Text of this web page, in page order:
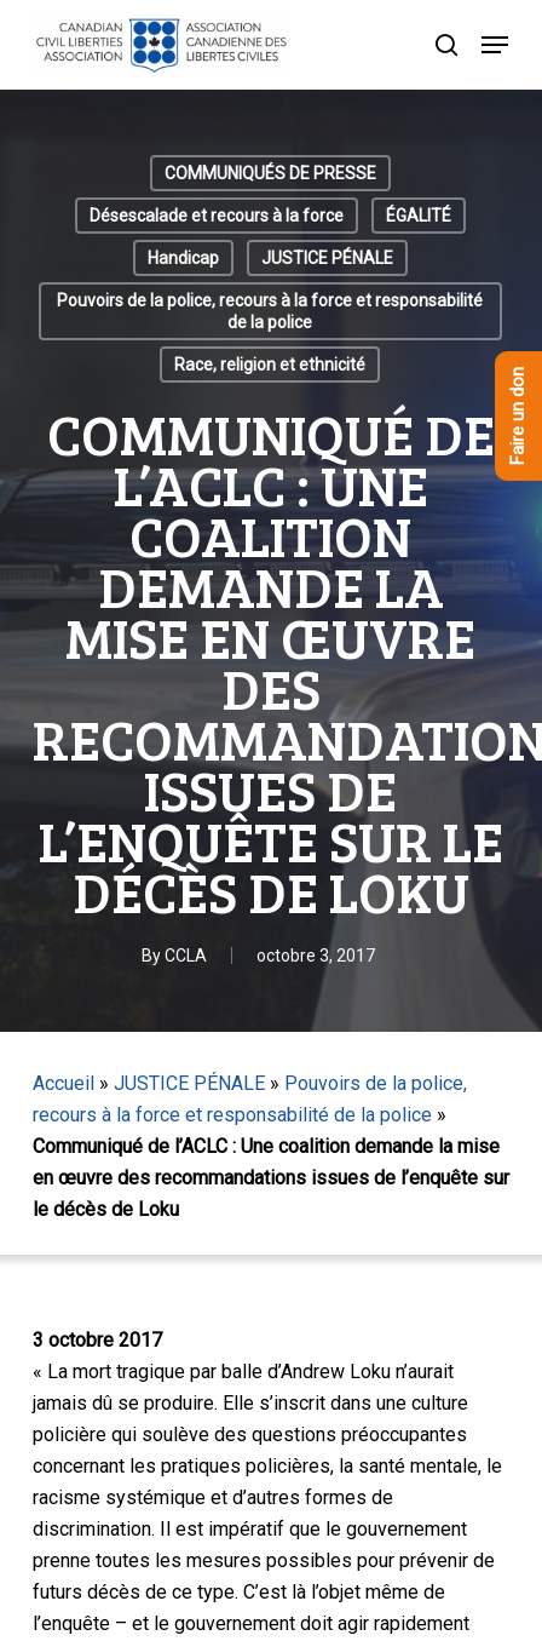
recherche
Menu
COMMUNIQUÉS DE PRESSE
Désescalade et recours à la force ÉGALITÉ
Handicap JUSTICE PÉNALE
Pouvoirs de la police, recours à la force et responsabilité
de la police
Race, religion et ethnicité
COMMUNIQUÉ DE
L’ACLC : UNE
COALITION
DEMANDE LA
MISE EN ŒUVRE
DES
ISSUES DE
L’ENQUÊTE SUR LE
DÉCÈS DE LOKU
By CCLA octobre 3, 2017
Accueil» JUSTICE PÉNALE» Pouvoirs de la police,
recours à la force et responsabilité de la police»
Communiqué de l’ACLC : Une coalition demande la mise
en œuvre des recommandations issues de l’enquête sur
le décès de Loku
3 octobre 2017
« La mort tragique par balle d’Andrew Loku n’aurait
jamais dû se produire. Elle s’inscrit dans une culture
policière qui soulève des questions préoccupantes
concernant les pratiques policières, la santé mentale, le
racisme systémique et d’autres formes de
discrimination. Il est impératif que le gouvernement
prenne toutes les mesures possibles pour prévenir de
futurs décès de ce type. C’est là l’objet même de
l’enquête – et le gouvernement doit agir rapidement
Faire un don